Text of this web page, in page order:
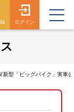
ログイン
新型「ビッグバイク」実車